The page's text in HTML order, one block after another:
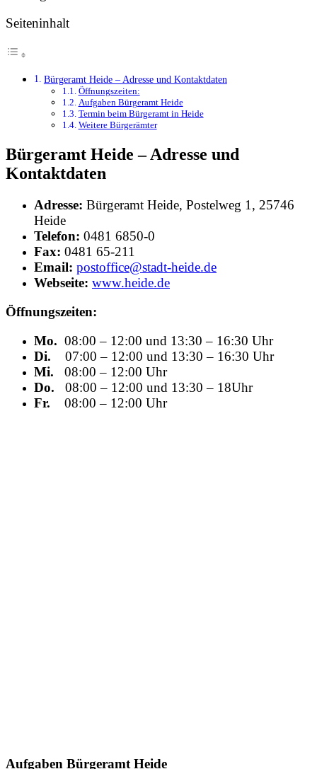
Seiteninhalt
Bürgeramt Heide – Adresse und Kontaktdaten
Öffnungszeiten:
Aufgaben Bürgeramt Heide
Termin beim Bürgeramt in Heide
Weitere Bürgerämter
Bürgeramt Heide – Adresse und
Kontaktdaten
Adresse: Bürgeramt Heide, Postelweg 1, 25746
Heide
Telefon: 0481 6850-0
Fax: 0481 65-211
Email: postoffice@stadt-heide.de
Webseite: www.heide.de
Öffnungszeiten:
Mo. 08:00 – 12:00 und 13:30 – 16:30 Uhr
Di. 07:00 – 12:00 und 13:30 – 16:30 Uhr
Mi. 08:00 – 12:00 Uhr
Do. 08:00 – 12:00 und 13:30 – 18Uhr
Fr. 08:00 – 12:00 Uhr
Aufgaben Bürgeramt Heide